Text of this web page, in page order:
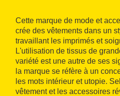
Cette marque de mode et
crée des vêtements dans un
travaillant les imprimés et
L'utilisation de tissus de
variété est une autre de ses
la marque se réfère à un
les mots intérieur et utopie.
vêtement et les accessoires